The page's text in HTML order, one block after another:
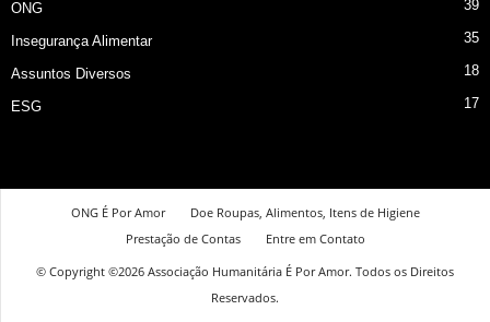
ONG 39
Insegurança Alimentar 35
Assuntos Diversos 18
ESG 17
ONG É Por Amor
Doe Roupas, Alimentos, Itens de Higiene
Prestação de Contas
Entre em Contato
© Copyright ©2026 Associação Humanitária É Por Amor. Todos os Direitos
Reservados.